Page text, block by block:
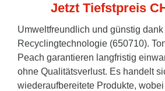
Jetzt Tiefstpreis
Umweltfreundlich und günstig
Recyclingtechnologie (650710).
Peach garantieren langfristig
ohne Qualitätsverlust. Es handelt
wiederaufbereitete Produkte,